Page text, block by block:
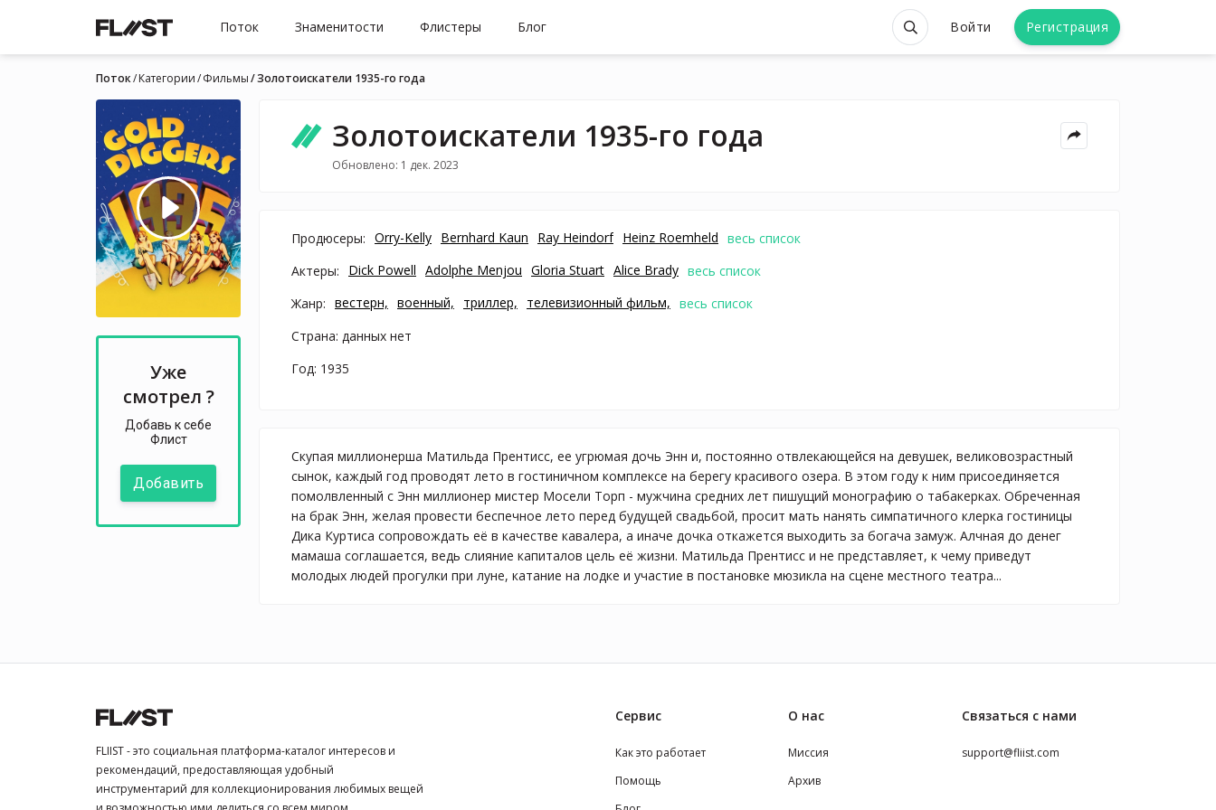
Поток Знаменитости Флистеры Блог Войти Регистрация
Поток Категории Фильмы Золотоискатели 1935-го года
Уже
смотрел ?
Добавь к себе
Флист
Добавить
Золотоискатели 1935-го года
Обновлено: 1 дек. 2023
Продюсеры: Orry-Kelly Bernhard Kaun Ray Heindorf Heinz Roemheld весь список
Актеры:
Dick Powell Adolphe Menjou Gloria Stuart Alice Brady весь список
Жанр: вестерн, военный, триллер, телевизионный фильм, весь список
Страна: данных нет
Год: 1935
Скупая миллионерша Матильда Прентисс, ее угрюмая дочь Энн и, постоянно отвлекающейся на девушек, великовозрастный
сынок, каждый год проводят лето в гостиничном комплексе на берегу красивого озера. В этом году к ним присоединяется
помолвленный с Энн миллионер мистер Мосели Торп - мужчина средних лет пишущий монографию о табакерках. Обреченная
на брак Энн, желая провести беспечное лето перед будущей свадьбой, просит мать нанять симпатичного клерка гостиницы
Дика Куртиса сопровождать её в качестве кавалера, а иначе дочка откажется выходить за богача замуж. Алчная до денег
мамаша соглашается, ведь слияние капиталов цель её жизни. Матильда Прентисс и не представляет, к чему приведут
молодых людей прогулки при луне, катание на лодке и участие в постановке мюзикла на сцене местного театра...
FLIIST - это социальная платформа-каталог интересов и
рекомендаций, предоставляющая удобный
инструментарий для коллекционирования любимых вещей
Сервис
Как это работает
Помощь
О нас
Миссия
Архив
Связаться с нами
support@fliist.com